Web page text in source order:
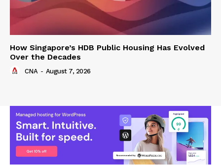
How Singapore’s HDB Public Housing Has Evolved
Over the Decades
CNA - August 7, 2026